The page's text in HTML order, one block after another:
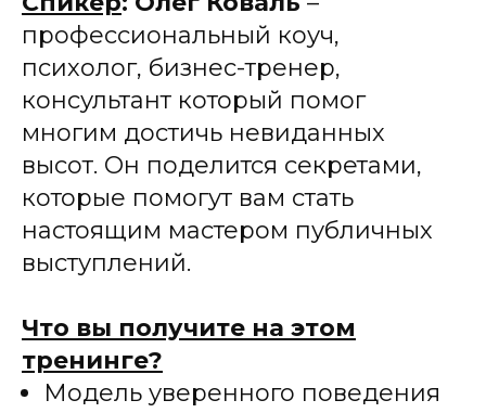
профессиональный коуч,
психолог, бизнес-тренер,
консультант который помог
многим достичь невиданных
высот. Он поделится секретами,
которые помогут вам стать
настоящим мастером публичных
выступлений.
Что вы получите на этом
тренинге?
Модель уверенного поведения